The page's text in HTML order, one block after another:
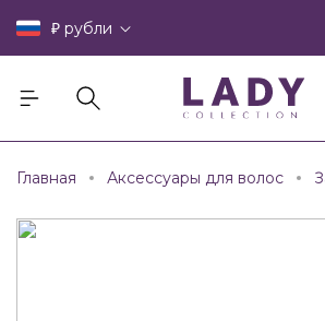
₽ рубли
Главная Аксессуары для волос